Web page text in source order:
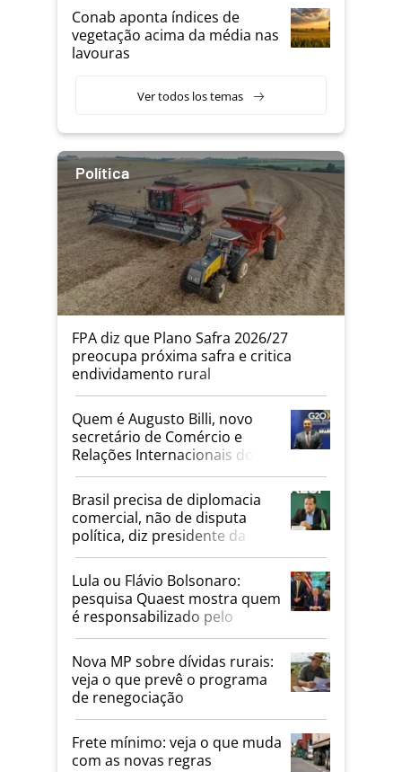
Conab aponta índices de
vegetação acima da média nas
lavouras
Ver todos los temas
Política
FPA diz que Plano Safra 2026/27
preocupa próxima safra e critica
endividamento rural
Quem é Augusto Billi, novo
secretário de Comércio e
Relações Internacionais do
Mapa
Brasil precisa de diplomacia
comercial, não de disputa
política, diz presidente da
Faesp
Lula ou Flávio Bolsonaro:
pesquisa Quaest mostra quem
é responsabilizado pelo
tarifaço dos EUA
Nova MP sobre dívidas rurais:
veja o que prevê o programa
de renegociação
Frete mínimo: veja o que muda
com as novas regras